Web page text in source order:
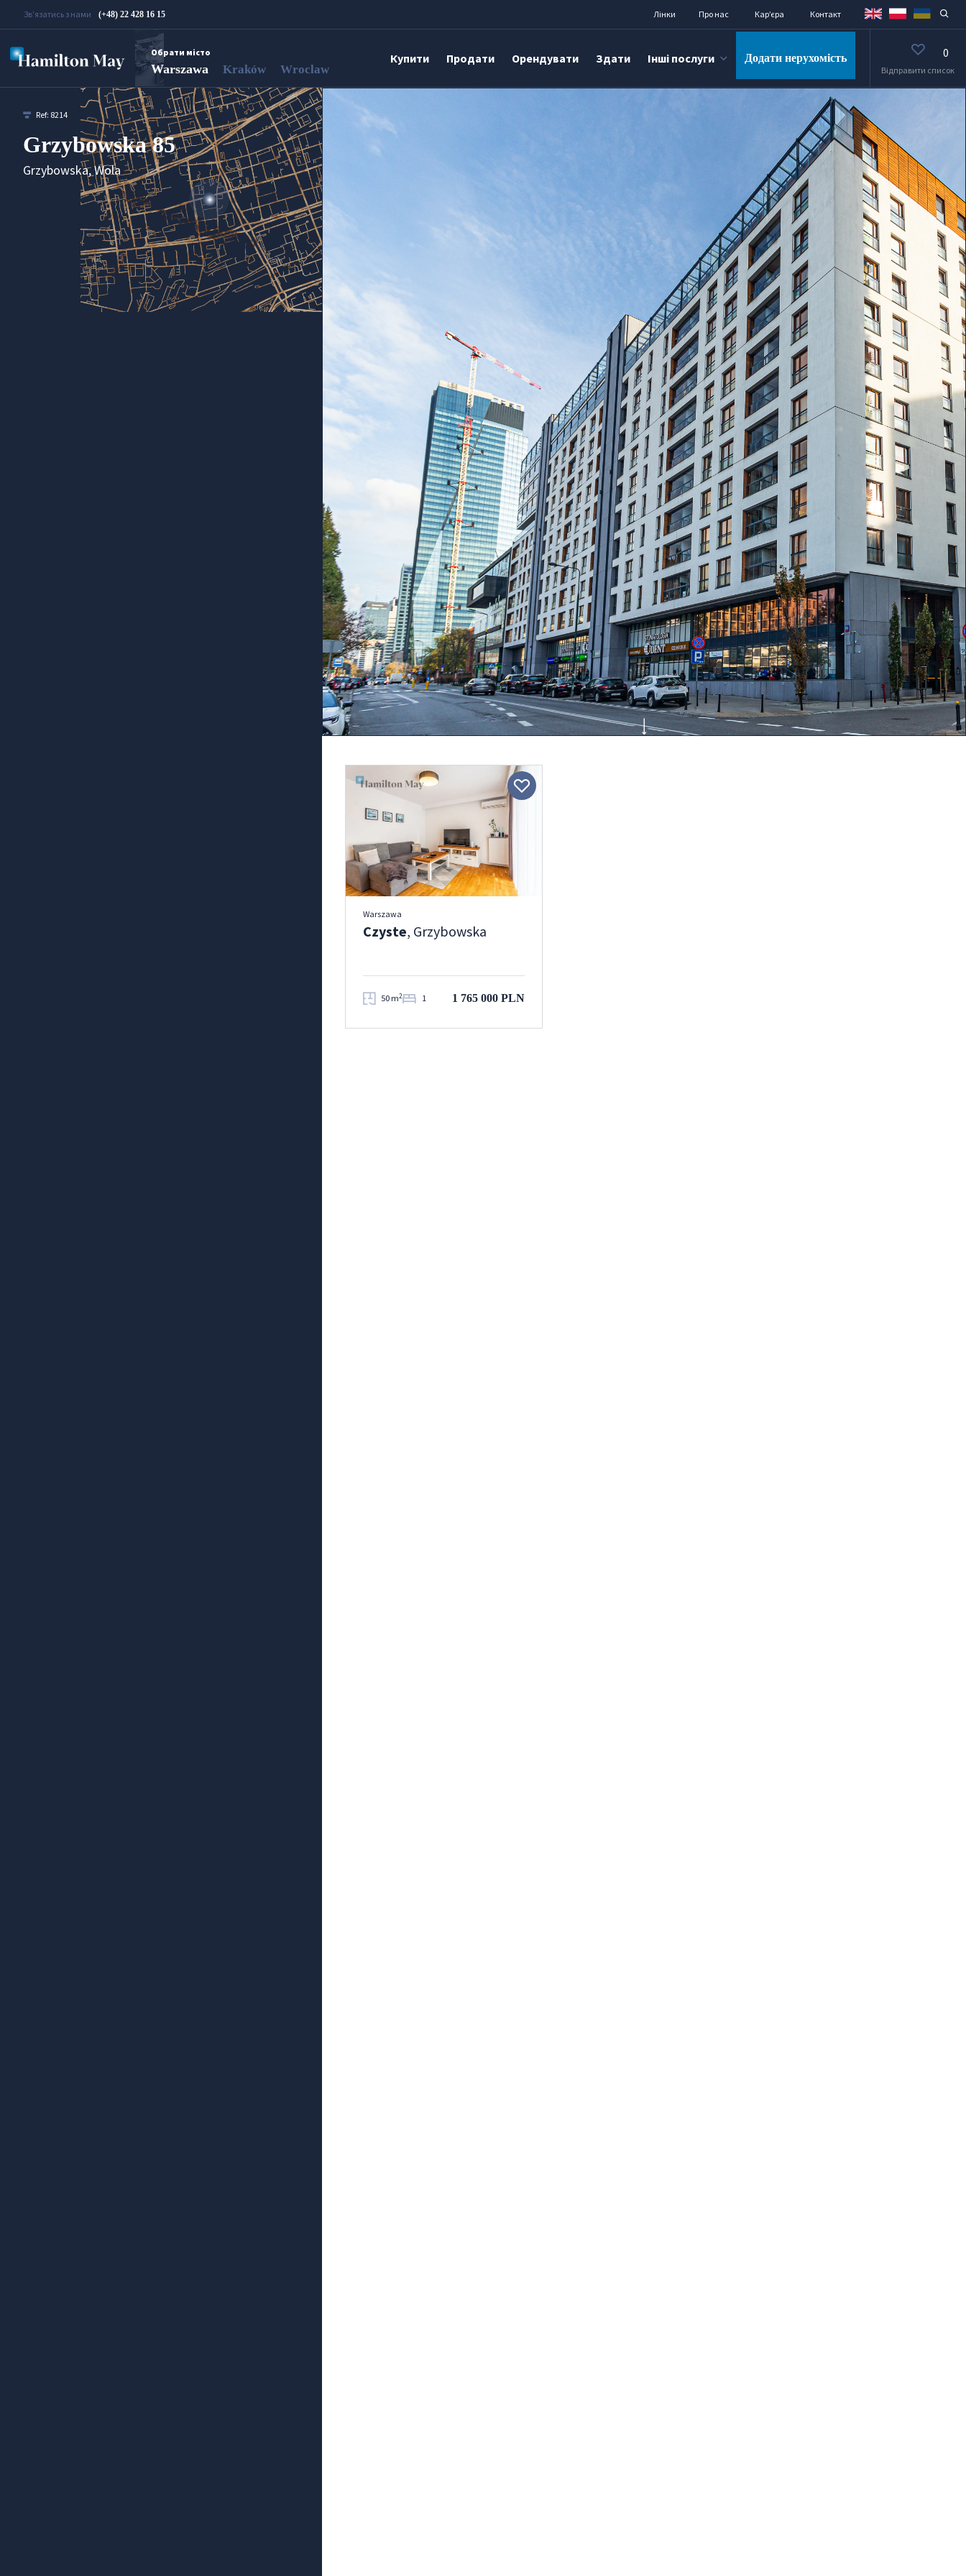
Зв’язатись з нами (+48) 22 428 16 15 Лінки Про нас Кар’єра Контакт
Обрати місто
Warszawa Kraków Wroclaw
Купити Продати Орендувати Здати Інші послуги Додати нерухомість 0
Відправити список
Ref: 8214
Grzybowska 85
Grzybowska, Wola
Warszawa
Czyste, Grzybowska
50 m2 1 1 765 000 PLN